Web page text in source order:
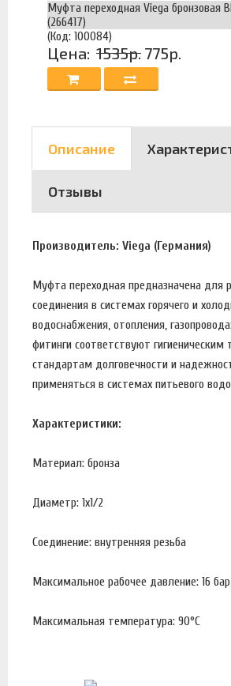
Муфта переходная Viega бронзовая
(266417)
(Код: 100084)
Цена: 1535р. 775р.
Описание
Отзывы
Производитель: Viega (Германия)
Муфта переходная предназначена для
соединения в системах горячего и
водоснабжения, отопления,
фитинги соответствуют гигиеническим
стандартам долговечности и
применяться в системах питьевого
Характеристики:
Материал: бронза
Диаметр: 1х1/2
Соединение: внутренняя резьба
Максимальное рабочее давление: 16 бар
Максимальная температура: 90°С